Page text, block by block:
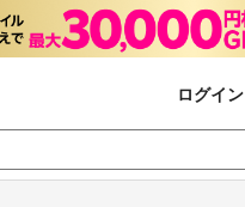
ログイン